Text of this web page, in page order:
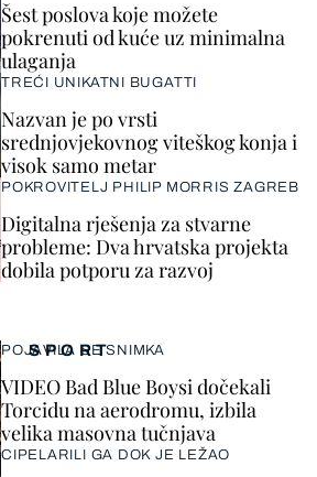
SPORT
POJAVILA SE SNIMKA
VIDEO Bad Blue Boysi dočekali
Torcidu na aerodromu, izbila
velika masovna tučnjava
CIPELARILI GA DOK JE LEŽAO
Šest poslova koje možete
pokrenuti od kuće uz minimalna
ulaganja
TREĆI UNIKATNI BUGATTI
Nazvan je po vrsti
srednjovjekovnog viteškog konja i
visok samo metar
POKROVITELJ PHILIP MORRIS ZAGREB
Digitalna rješenja za stvarne
probleme: Dva hrvatska projekta
dobila potporu za razvoj